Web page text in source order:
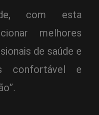
com esta
melhores
de saúde e
confortável e